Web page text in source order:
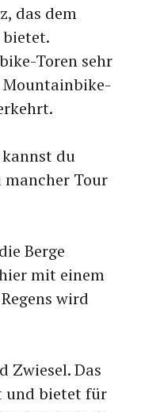
das dem
Toren sehr
Mountainbike-
du
Tour
Berge
mit einem
wird
Zwiesel. Das
und bietet für